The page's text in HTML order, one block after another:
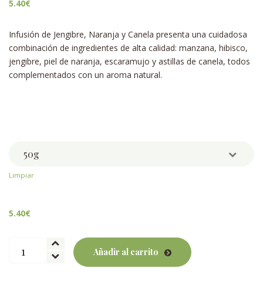
5.40€
Infusión de Jengibre, Naranja y Canela presenta una cuidadosa
combinación de ingredientes de alta calidad: manzana, hibisco,
jengibre, piel de naranja, escaramujo y astillas de canela, todos
complementados con un aroma natural.
Limpiar
5.40€
Jengibre
Añadir al carrito